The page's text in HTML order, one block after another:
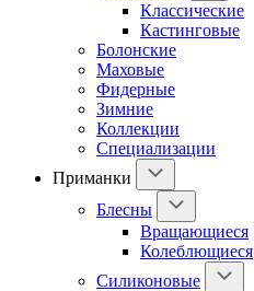
Классические
Кастинговые
Болонские
Маховые
Фидерные
Зимние
Коллекции
Специализации
Приманки
Блесны
Вращающиеся
Колеблющиеся
Силиконовые